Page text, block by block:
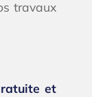
travaux
et